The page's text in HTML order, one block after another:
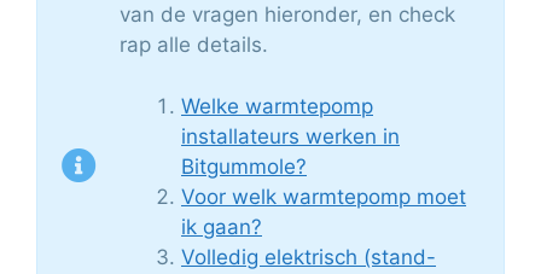
van de vragen hieronder, en check
rap alle details.
Welke warmtepomp
installateurs werken in
Bitgummole?
Voor welk warmtepomp moet
ik gaan?
Volledig elektrisch (stand-